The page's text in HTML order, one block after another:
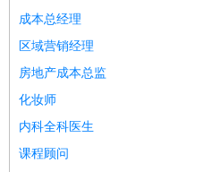
成本总经理
区域营销经理
房地产成本总监
化妆师
内科全科医生
课程顾问